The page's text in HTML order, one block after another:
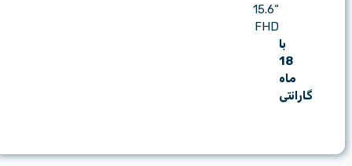
“15.6
FHD
گارانتی